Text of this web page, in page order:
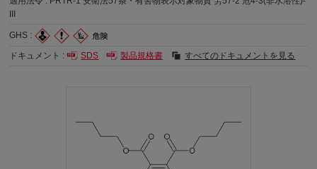
GHS :
ドキュメント : SDS 製品規格書 すべてのドキュメントを見る